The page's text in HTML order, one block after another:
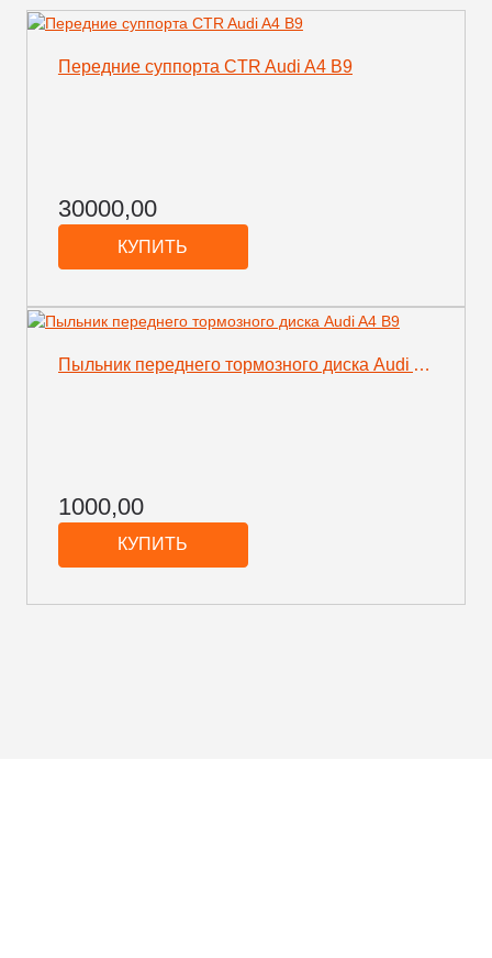
Передние суппорта CTR Audi A4 B9
30000,00
КУПИТЬ
Пыльник переднего тормозного диска Audi A4 B9
1000,00
КУПИТЬ